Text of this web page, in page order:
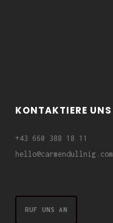
KONTAKTIERE UNS
+43 660 388 18 11
hello@carmendullnig.com
RUF UNS AN